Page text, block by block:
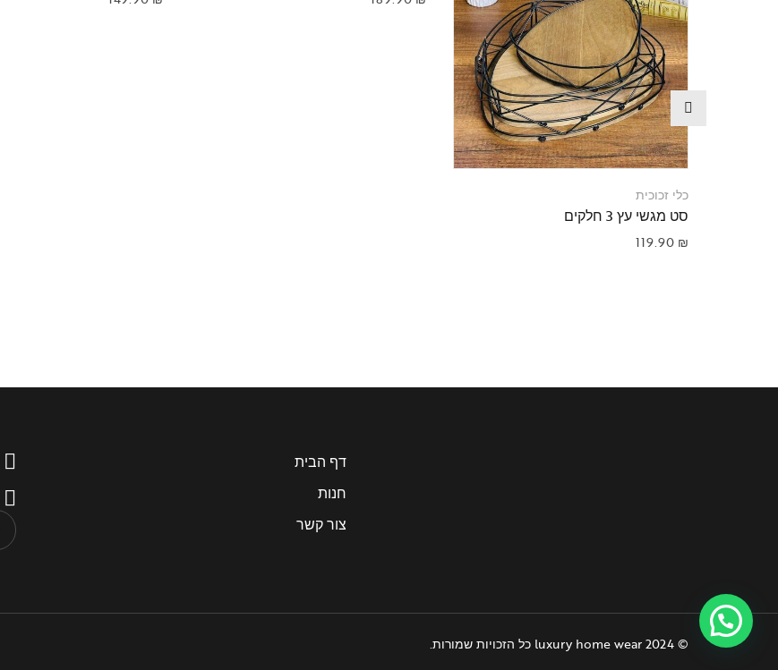
כלי זכוכית
סט מגשי עץ 3 חלקים
119.90 ₪
דף הבית
חנות
צור קשר
© 2024 luxury home wear כל הזכויות שמורות.